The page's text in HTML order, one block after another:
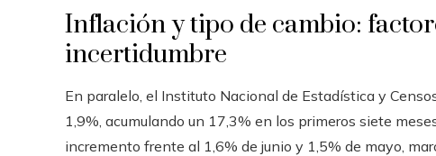
Inflación y tipo de cambio:
incertidumbre
En paralelo, el Instituto Nacional de Estadística y
1,9%, acumulando un 17,3% en los primeros siete
incremento frente al 1,6% de junio y 1,5% de mayo,